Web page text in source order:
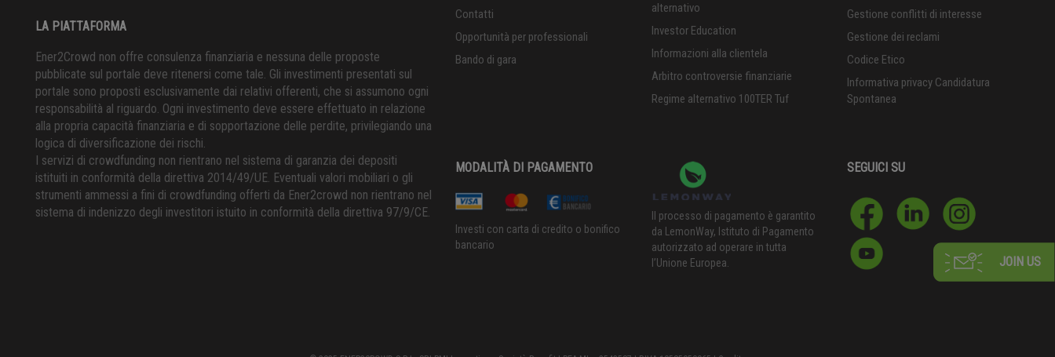
LA PIATTAFORMA
Ener2Crowd non offre consulenza finanziaria e nessuna delle proposte
pubblicate sul portale deve ritenersi come tale. Gli investimenti presentati sul
portale sono proposti esclusivamente dai relativi offerenti, che si assumono ogni
responsabilità al riguardo. Ogni investimento deve essere effettuato in relazione
alla propria capacità finanziaria e di sopportazione delle perdite, privilegiando una
logica di diversificazione dei rischi.
I servizi di crowdfunding non rientrano nel sistema di garanzia dei depositi
istituiti in conformità della direttiva 2014/49/UE. Eventuali valori mobiliari o gli
strumenti ammessi a fini di crowdfunding offerti da Ener2crowd non rientrano nel
sistema di indenizzo degli investitori istuito in conformità della direttiva 97/9/CE.
Contatti
Opportunità per professionali
Bando di gara
alternativo
Investor Education
Informazioni alla clientela
Arbitro controversie finanziarie
Regime alternativo 100TER Tuf
Gestione conflitti di interesse
Gestione dei reclami
Codice Etico
Informativa privacy Candidatura
Spontanea
MODALITÀ DI PAGAMENTO
Investi con carta di credito o bonifico
bancario
Il processo di pagamento è garantito
da LemonWay, Istituto di Pagamento
autorizzato ad operare in tutta
l’Unione Europea.
SEGUICI SU
JOIN US